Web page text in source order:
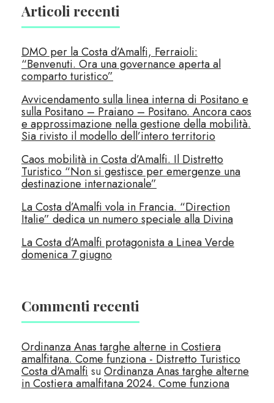
Articoli recenti
DMO per la Costa d’Amalfi, Ferraioli:
“Benvenuti. Ora una governance aperta al
comparto turistico”
Avvicendamento sulla linea interna di Positano e
sulla Positano – Praiano – Positano. Ancora caos
e approssimazione nella gestione della mobilità.
Sia rivisto il modello dell’intero territorio
Caos mobilità in Costa d’Amalfi. Il Distretto
Turistico “Non si gestisce per emergenze una
destinazione internazionale”
La Costa d’Amalfi vola in Francia. “Direction
Italie” dedica un numero speciale alla Divina
La Costa d’Amalfi protagonista a Linea Verde
domenica 7 giugno
Commenti recenti
Ordinanza Anas targhe alterne in Costiera
amalfitana. Come funziona - Distretto Turistico
Costa d'Amalfi suOrdinanza Anas targhe alterne
in Costiera amalfitana 2024. Come funziona